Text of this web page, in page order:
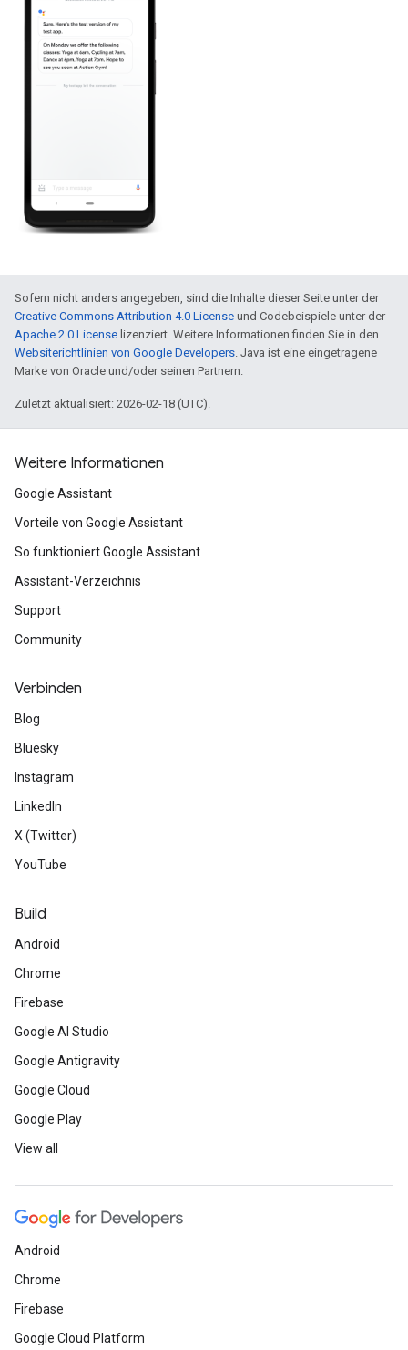
Sofern nicht anders angegeben, sind die Inhalte dieser Seite unter der
Creative Commons Attribution 4.0 License und Codebeispiele unter der
Apache 2.0 License lizenziert. Weitere Informationen finden Sie in den
Websiterichtlinien von Google Developers. Java ist eine eingetragene
Marke von Oracle und/oder seinen Partnern.
Zuletzt aktualisiert: 2026-02-18 (UTC).
Weitere Informationen
Google Assistant
Vorteile von Google Assistant
So funktioniert Google Assistant
Assistant-Verzeichnis
Support
Community
Verbinden
Blog
Bluesky
Instagram
LinkedIn
X (Twitter)
YouTube
Build
Android
Chrome
Firebase
Google AI Studio
Google Antigravity
Google Cloud
Google Play
View all
Android
Chrome
Firebase
Google Cloud Platform